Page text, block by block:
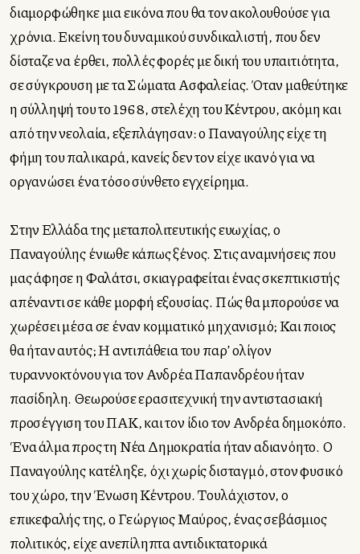
διαμορφώθηκε μια εικόνα που θα τον ακολουθούσε για
χρόνια. Εκείνη του δυναμικού συνδικαλιστή, που δεν
δίσταζε να έρθει, πολλές φορές με δική του υπαιτιότητα,
σε σύγκρουση με τα Σώματα Ασφαλείας. Όταν μαθεύτηκε
η σύλληψή του το 1968, στελέχη του Κέντρου, ακόμη και
από την νεολαία, εξεπλάγησαν: ο Παναγούλης είχε τη
φήμη του παλικαρά, κανείς δεν τον είχε ικανό για να
οργανώσει ένα τόσο σύνθετο εγχείρημα.
Στην Ελλάδα της μεταπολιτευτικής ευωχίας, ο
Παναγούλης ένιωθε κάπως ξένος. Στις αναμνήσεις που
μας άφησε η Φαλάτσι, σκιαγραφείται ένας σκεπτικιστής
απέναντι σε κάθε μορφή εξουσίας. Πώς θα μπορούσε να
χωρέσει μέσα σε έναν κομματικό μηχανισμό; Και ποιος
θα ήταν αυτός; Η αντιπάθεια του παρ’ ολίγον
τυραννοκτόνου για τον Ανδρέα Παπανδρέου ήταν
πασίδηλη. Θεωρούσε ερασιτεχνική την αντιστασιακή
προσέγγιση του ΠΑΚ, και τον ίδιο τον Ανδρέα δημοκόπο.
Ένα άλμα προς τη Νέα Δημοκρατία ήταν αδιανόητο. Ο
Παναγούλης κατέληξε, όχι χωρίς δισταγμό, στον φυσικό
του χώρο, την Ένωση Κέντρου. Τουλάχιστον, ο
επικεφαλής της, ο Γεώργιος Μαύρος, ένας σεβάσμιος
πολιτικός, είχε ανεπίληπτα αντιδικτατορικά